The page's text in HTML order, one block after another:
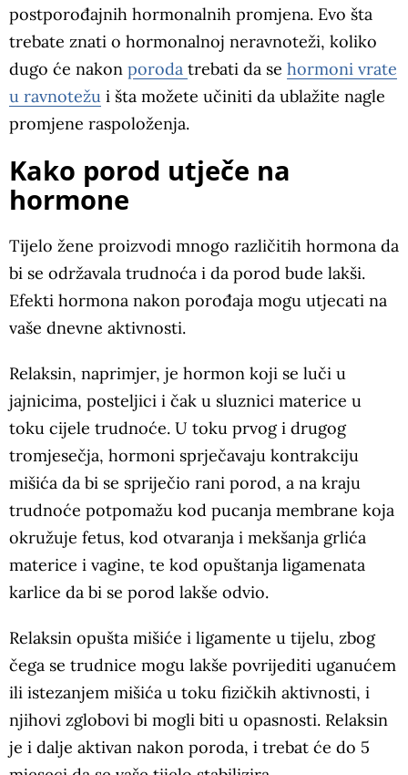
postporođajnih hormonalnih promjena. Evo šta
trebate znati o hormonalnoj neravnoteži, koliko
dugo će nakon poroda trebati da se hormoni vrate
u ravnotežu i šta možete učiniti da ublažite nagle
promjene raspoloženja.
Kako porod utječe na
hormone
Tijelo žene proizvodi mnogo različitih hormona da
bi se održavala trudnoća i da porod bude lakši.
Efekti hormona nakon porođaja mogu utjecati na
vaše dnevne aktivnosti.
Relaksin, naprimjer, je hormon koji se luči u
jajnicima, posteljici i čak u sluznici materice u
toku cijele trudnoće. U toku prvog i drugog
tromjesečja, hormoni sprječavaju kontrakciju
mišića da bi se spriječio rani porod, a na kraju
trudnoće potpomažu kod pucanja membrane koja
okružuje fetus, kod otvaranja i mekšanja grlića
materice i vagine, te kod opuštanja ligamenata
karlice da bi se porod lakše odvio.
Relaksin opušta mišiće i ligamente u tijelu, zbog
čega se trudnice mogu lakše povrijediti uganućem
ili istezanjem mišića u toku fizičkih aktivnosti, i
njihovi zglobovi bi mogli biti u opasnosti. Relaksin
je i dalje aktivan nakon poroda, i trebat će do 5